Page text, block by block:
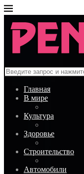
Главная
В мире
Культура
Здоровье
Строительство
Автомобили